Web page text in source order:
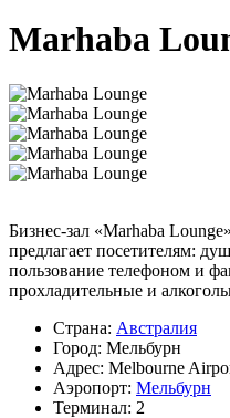
Marhaba
Бизнес-зал «Marhaba
предлагает посетителям:
пользование телефоном и
прохладительные и
Страна: Австралия
Город: Мельбурн
Адрес: Melbourne
Аэропорт: Мельбурн
Терминал: 2